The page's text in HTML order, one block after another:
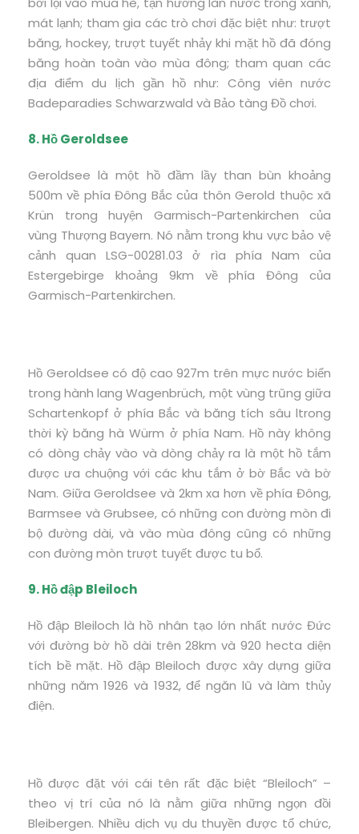
mát lạnh; tham gia các trò chơi đặc biệt như: trượt
băng, hockey, trượt tuyết nhảy khi mặt hồ đã đóng
băng hoàn toàn vào mùa đông; tham quan các
địa điểm du lịch gần hồ như: Công viên nước
Badeparadies Schwarzwald và Bảo tàng Đồ chơi.
8. Hồ Geroldsee
Geroldsee là một hồ đầm lầy than bùn khoảng
500m về phía Đông Bắc của thôn Gerold thuộc xã
Krün trong huyện Garmisch-Partenkirchen của
vùng Thượng Bayern. Nó nằm trong khu vực bảo vệ
cảnh quan LSG-00281.03 ở rìa phía Nam của
Estergebirge khoảng 9km về phía Đông của
Garmisch-Partenkirchen.
Hồ Geroldsee có độ cao 927m trên mực nước biển
trong hành lang Wagenbrüch, một vùng trũng giữa
Schartenkopf ở phía Bắc và băng tích sâu ltrong
thời kỳ băng hà Würm ở phía Nam. Hồ này không
có dòng chảy vào và dòng chảy ra là một hồ tắm
được ưa chuộng với các khu tắm ở bờ Bắc và bờ
Nam. Giữa Geroldsee và 2km xa hơn về phía Đông,
Barmsee và Grubsee, có những con đường mòn đi
bộ đường dài, và vào mùa đông cũng có những
con đường mòn trượt tuyết được tu bổ.
9. Hồ đập Bleiloch
Hồ đập Bleiloch là hồ nhân tạo lớn nhất nước Đức
với đường bờ hồ dài trên 28km và 920 hecta diện
tích bề mặt. Hồ đập Bleiloch được xây dựng giữa
những năm 1926 và 1932, để ngăn lũ và làm thủy
điện.
Hồ được đặt với cái tên rất đặc biệt “Bleiloch” –
theo vị trí của nó là nằm giữa những ngọn đồi
Bleibergen. Nhiều dịch vụ du thuyền được tổ chức,